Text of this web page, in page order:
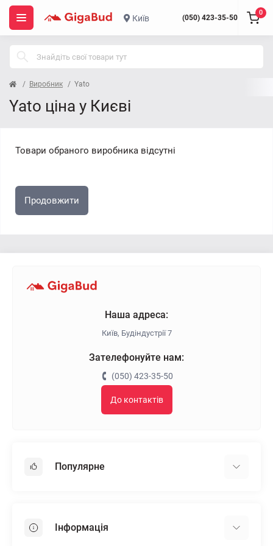
Київ (050) 423-35-50
0
Виробник Yato
Yato ціна у Києві
Товари обраного виробника відсутні
Продовжити
Наша адреса:
Київ, Будіндустрії 7
Зателефонуйте нам:
(050) 423-35-50
До контактів
Популярне
Пінопласт
Інформація